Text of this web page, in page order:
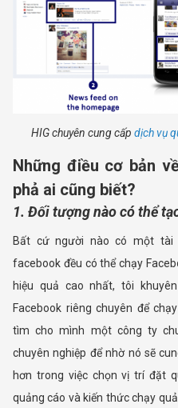
HIG chuyên cung cấp dịch vụ
Những điều cơ bản
phả ai cũng biết?
1. Đối tượng nào có thể
Bất cứ người nào có một tài
facebook đều có thể chạy
hiệu quả cao nhất, tôi
Facebook riêng chuyên để
tìm cho mình một công ty
chuyên nghiệp để nhờ nó sẽ
hơn trong việc chọn vị trí đặt
quảng cáo và kiến thức chạy